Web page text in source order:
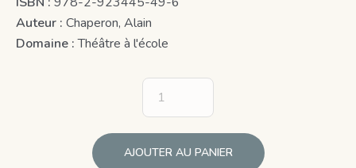
Auteur : Chaperon, Alain
Domaine :Théâtre à l'école
AJOUTER AU PANIER